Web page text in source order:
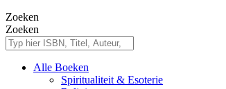
Zoeken
Zoeken
Alle Boeken
Spiritualiteit & Esoterie